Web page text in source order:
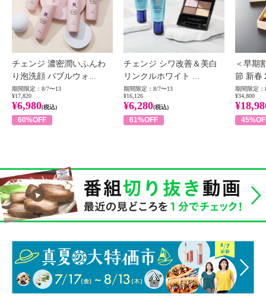
チェンジ 濃密潤いふんわ
り泡洗顔 バブルウォ...
期間限定：8/7〜13
¥17,820
¥6,980(税込)
60%OFF
チェンジ シワ改善＆美白
リンクルホワイト ...
期間限定：8/7〜13
¥16,126
¥6,280(税込)
61%OFF
＜早期
節 新春
期間限定：
¥34,800